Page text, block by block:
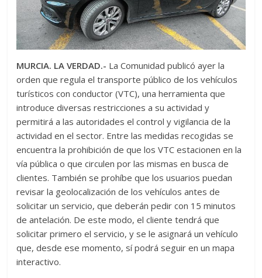
MURCIA. LA VERDAD.- La Comunidad publicó ayer la
orden que regula el transporte público de los vehículos
turísticos con conductor (VTC), una herramienta que
introduce diversas restricciones a su actividad y
permitirá a las autoridades el control y vigilancia de la
actividad en el sector. Entre las medidas recogidas se
encuentra la prohibición de que los VTC estacionen en la
vía pública o que circulen por las mismas en busca de
clientes. También se prohíbe que los usuarios puedan
revisar la geolocalización de los vehículos antes de
solicitar un servicio, que deberán pedir con 15 minutos
de antelación. De este modo, el cliente tendrá que
solicitar primero el servicio, y se le asignará un vehículo
que, desde ese momento, sí podrá seguir en un mapa
interactivo.